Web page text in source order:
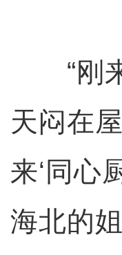
“刚来
天闷在
来‘同心
海北的